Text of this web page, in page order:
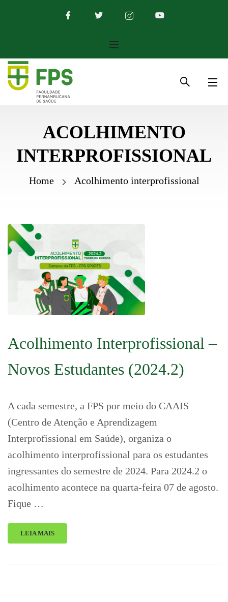
ACOLHIMENTO
INTERPROFISSIONAL
Home Acolhimento interprofissional
Acolhimento Interprofissional –
Novos Estudantes (2024.2)
A cada semestre, a FPS por meio do CAAIS
(Centro de Atenção e Aprendizagem
Interprofissional em Saúde), organiza o
acolhimento interprofissional para os estudantes
ingressantes do semestre de 2024. Para 2024.2 o
acolhimento acontece na quarta-feira 07 de agosto.
Fique …
LEIA MAIS